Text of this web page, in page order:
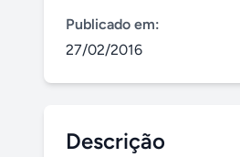
Publicado em:
27/02/2016
Descrição